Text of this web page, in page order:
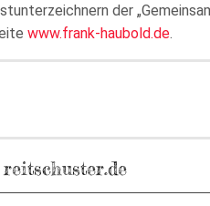
der
www.frank-haubold.de.